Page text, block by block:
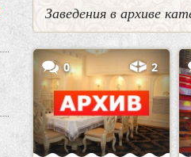
Заведения в архиве
0 2